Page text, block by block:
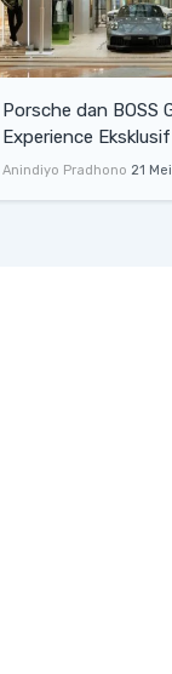
Porsche dan BOSS
Experience
Senayan, Hadirkan
Anindiyo Pradhono 21